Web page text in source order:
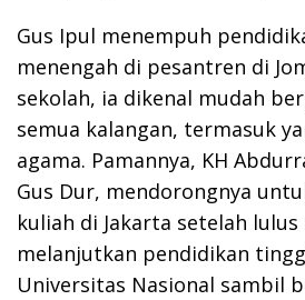
Gus Ipul menempuh
menengah di pesantren di
sekolah, ia dikenal mudah
semua kalangan, termasuk
agama. Pamannya, KH
Gus Dur, mendorongnya
kuliah di Jakarta setelah lulus
melanjutkan pendidikan
Universitas Nasional sambil